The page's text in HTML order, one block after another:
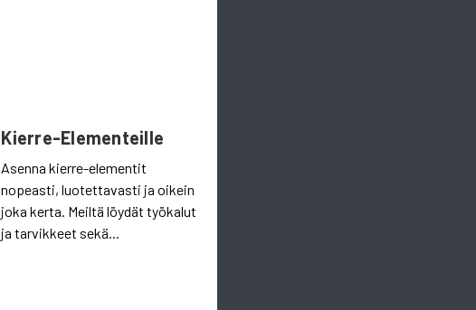
Kierre-Elementeille
Asenna kierre-elementit
nopeasti, luotettavasti ja oikein
joka kerta. Meiltä löydät työkalut
ja tarvikkeet sekä...